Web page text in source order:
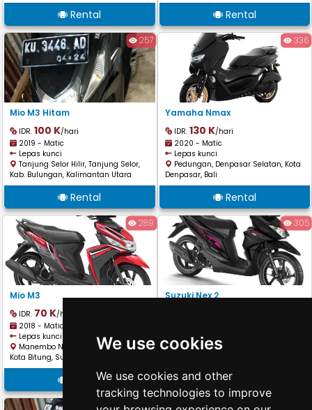
We use cookies
We use cookies and other
tracking technologies to improve
Rental Rental
257
Mio M3 Hitam
IDR. 100 K/hari
2019 - Matic
Lepas kunci
Tanjung Selor Hilir, Tanjung Selor,
Kab. Bulungan, Kalimantan Utara
Rental
336
Yamaha Nmax
IDR. 130 K/hari
2020 - Matic
Lepas kunci
Pedungan, Denpasar Selatan, Kota
Denpasar, Bali
Rental
289
Mio M3
IDR. 70 K/hari
2018 - Matic
Lepas kunci
Manembo Nembo Atas, Matuari,
Kota Bitung, Sulawesi Utara
Rental
305
Suzuki Nex 2
Lepas kunci
Manembo Nembo Atas, Matuari,
Rental
474